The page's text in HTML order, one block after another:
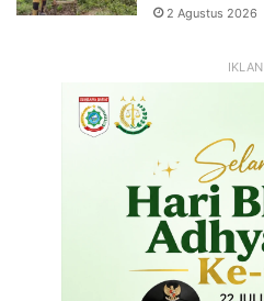
2 Agustus 2026
IKLAN